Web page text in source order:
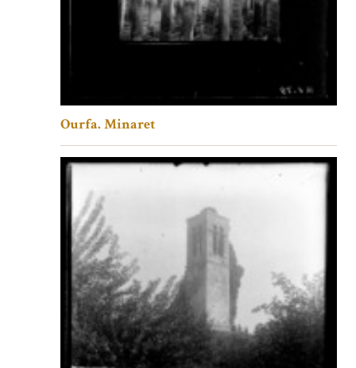
Ourfa. Minaret